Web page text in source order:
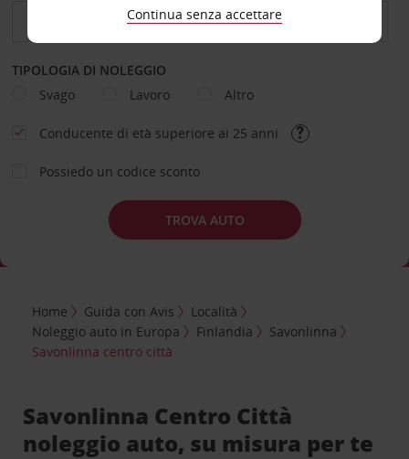
TIPOLOGIA DI NOLEGGIO
Svago
Lavoro Altro
Conducente di età superiore ai 25 anni
Possiedo un codice sconto
TROVA AUTO
Home Guida con Avis
Località
Noleggio auto in Europa
Finlandia
Savonlinna
Savonlinna centro città
Savonlinna Centro Città
noleggio auto, su misura per te
Continua senza accettare